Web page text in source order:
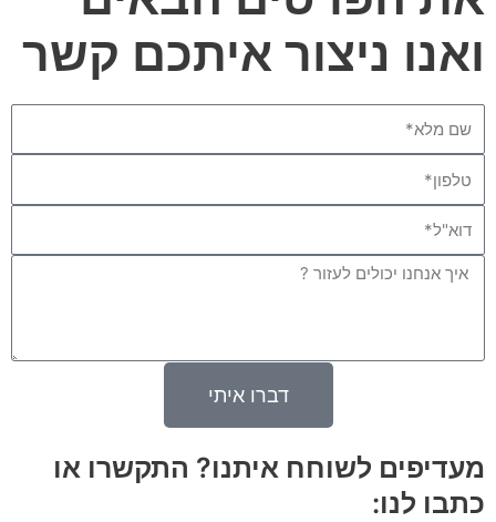
ואנו ניצור איתכם קשר
Message
דברו איתי
מעדיפים לשוחח איתנו? התקשרו או
כתבו לנו: